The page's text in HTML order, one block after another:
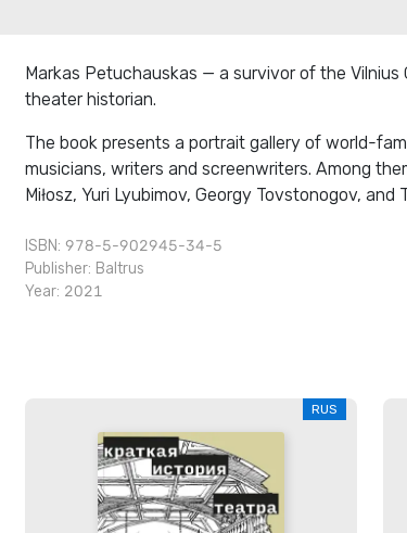
Markas Petuchauskas — a survivor of the
theater historian.
The book presents a portrait gallery of world-
musicians, writers and screenwriters. Among
Miłosz, Yuri Lyubimov, Georgy Tovstonogov, and
ISBN: 978-5-902945-34-5
Publisher: Baltrus
Year: 2021
RUS